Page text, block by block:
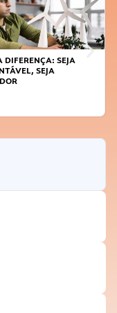
DIFERENÇA: SEJA
SEJA